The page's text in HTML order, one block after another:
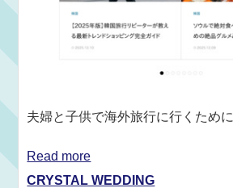
夫婦と子供で海外旅行に行くために
Read more
CRYSTAL WEDDING